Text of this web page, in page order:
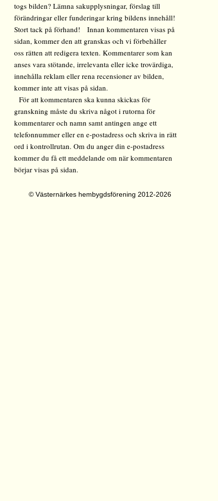
togs bilden? Lämna sakupplysningar, förslag till
förändringar eller funderingar kring bildens innehåll!
Stort tack på förhand! Innan kommentaren visas på
sidan, kommer den att granskas och vi förbehåller
oss rätten att redigera texten. Kommentarer som kan
anses vara stötande, irrelevanta eller icke trovärdiga,
innehålla reklam eller rena recensioner av bilden,
kommer inte att visas på sidan.
För att kommentaren ska kunna skickas för
granskning måste du skriva något i rutorna för
kommentarer och namn samt antingen ange ett
telefonnummer eller en e-postadress och skriva in rätt
ord i kontrollrutan. Om du anger din e-postadress
kommer du få ett meddelande om när kommentaren
börjar visas på sidan.
© Västernärkes hembygdsförening 2012-2026